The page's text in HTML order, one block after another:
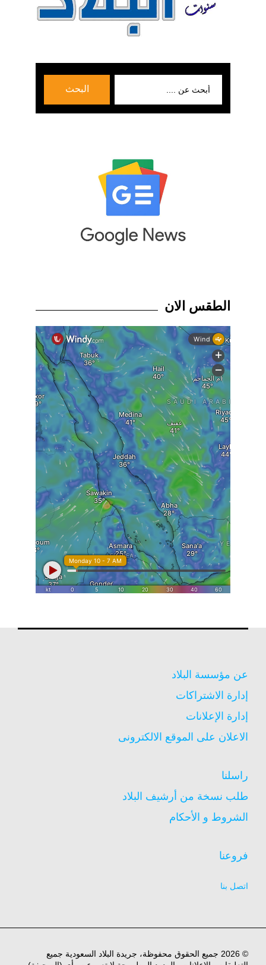
البحث
الطقس الان
عن مؤسسة البلاد
إدارة الاشتراكات
إدارة الإعلانات
الاعلان على الموقع الالكترونى
راسلنا
طلب نسخة من أرشيف البلاد
الشروط و الأحكام
فروعنا
اتصل بنا
© 2026 جميع الحقوق محفوظة، جريدة البلاد السعودية جميع